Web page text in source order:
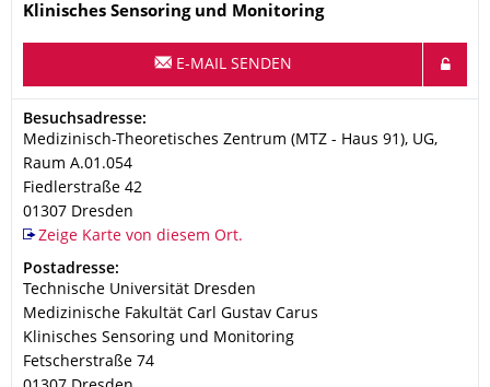
Name
Klinisches Sensoring und Monitoring
E-MAIL SENDEN
Adresse
Besuchsadresse:
Medizinisch-Theoretisches Zentrum (MTZ - Haus 91), UG,
Raum A.01.054
Fiedlerstraße 42
01307 Dresden
Zeige Karte von diesem Ort.
Adresse
Postadresse:
Technische Universität Dresden
Medizinische Fakultät Carl Gustav Carus
Klinisches Sensoring und Monitoring
Fetscherstraße 74